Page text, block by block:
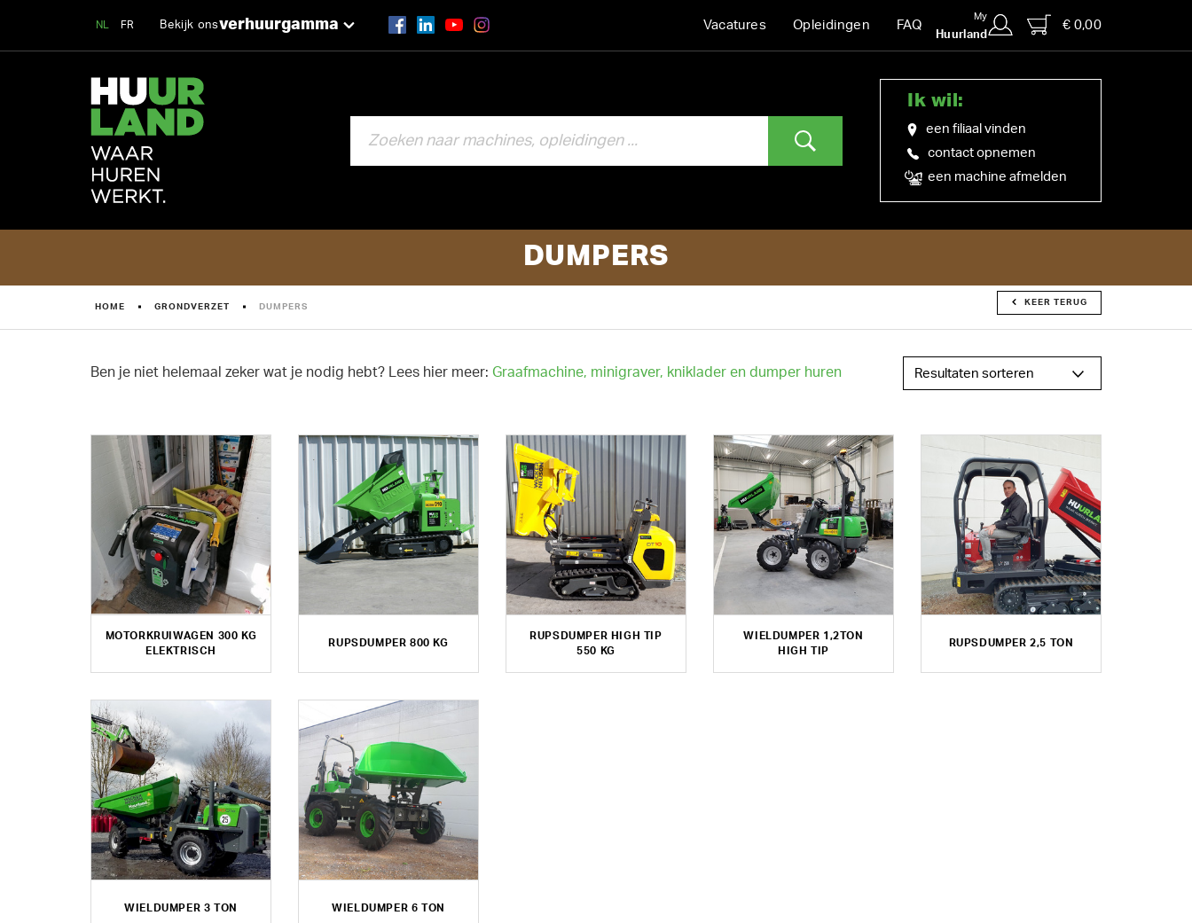
NL FR Bekijk onsverhuurgamma Vacatures Opleidingen FAQ
My
Huurland
€ 0,00
Ik wil:
een filiaal vinden
contact opnemen
een machine afmelden
DUMPERS
HOME GRONDVERZET DUMPERS KEER TERUG
Ben je niet helemaal zeker wat je nodig hebt? Lees hier meer: Graafmachine, minigraver, kniklader en dumper huren
MOTORKRUIWAGEN 300 KG
ELEKTRISCH
RUPSDUMPER 800 KG
RUPSDUMPER HIGH TIP
550 KG
WIELDUMPER 1,2TON
HIGH TIP
RUPSDUMPER 2,5 TON
WIELDUMPER 3 TON WIELDUMPER 6 TON